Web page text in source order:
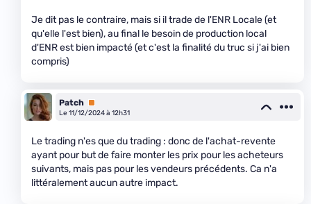
Je dit pas le contraire, mais si il trade de l'ENR Locale (et
qu'elle l'est bien), au final le besoin de production local
d'ENR est bien impacté (et c'est la finalité du truc si j'ai bien
compris)
Patch Premium
Le 11/12/2024 à 12h31
Le trading n'es que du trading : donc de l'achat-revente
ayant pour but de faire monter les prix pour les acheteurs
suivants, mais pas pour les vendeurs précédents. Ca n'a
littéralement aucun autre impact.